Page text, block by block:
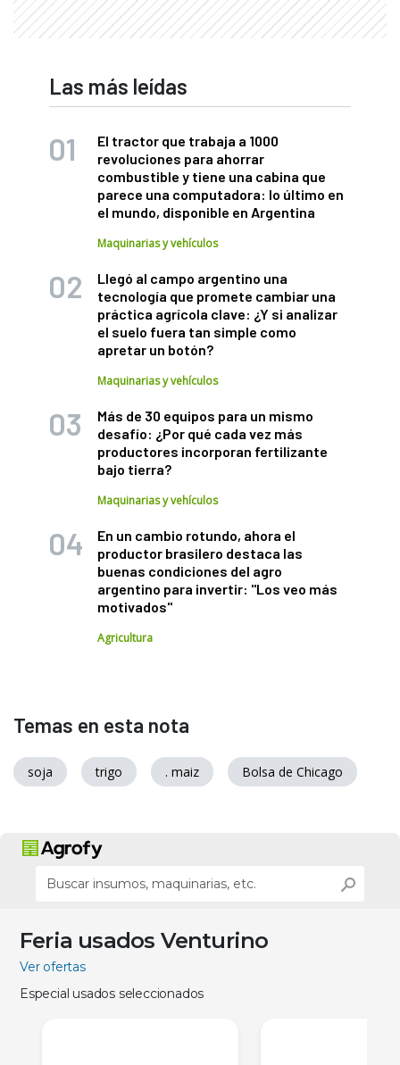
Las más leídas
El tractor que trabaja a 1000
revoluciones para ahorrar
combustible y tiene una cabina que
parece una computadora: lo último en
el mundo, disponible en Argentina
Maquinarias y vehículos
Llegó al campo argentino una
tecnología que promete cambiar una
práctica agrícola clave: ¿Y si analizar
el suelo fuera tan simple como
apretar un botón?
Maquinarias y vehículos
Más de 30 equipos para un mismo
desafío: ¿Por qué cada vez más
productores incorporan fertilizante
bajo tierra?
Maquinarias y vehículos
En un cambio rotundo, ahora el
productor brasilero destaca las
buenas condiciones del agro
argentino para invertir: "Los veo más
motivados"
Agricultura
Temas en esta nota
soja trigo . maiz Bolsa de Chicago
Feria usados Venturino
Ver ofertas
Especial usados seleccionados